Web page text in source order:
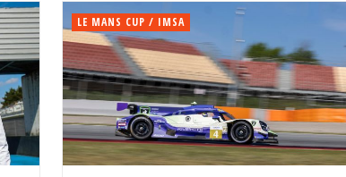
LE MANS CUP / IMSA